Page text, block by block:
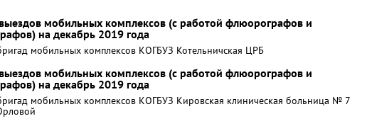
мобильных комплексов (с работой флюорографов и
на декабрь 2019 года
мобильных комплексов КОГБУЗ Котельничская ЦРБ
мобильных комплексов (с работой флюорографов и
на декабрь 2019 года
мобильных комплексов КОГБУЗ Кировская клиническая больница № 7